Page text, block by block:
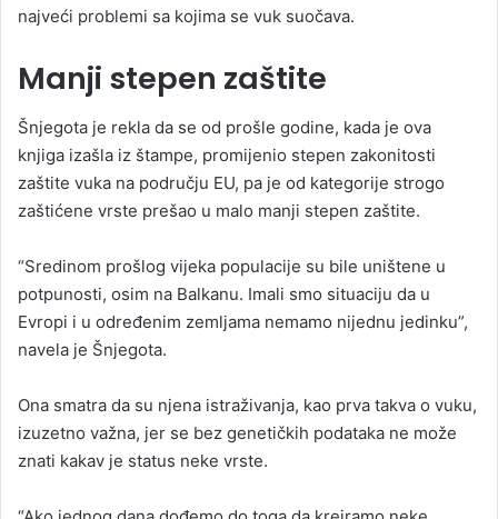
najveći problemi sa kojima se vuk suočava.
Manji stepen zaštite
Šnjegota je rekla da se od prošle godine, kada je ova
knjiga izašla iz štampe, promijenio stepen zakonitosti
zaštite vuka na području EU, pa je od kategorije strogo
zaštićene vrste prešao u malo manji stepen zaštite.
“Sredinom prošlog vijeka populacije su bile uništene u
potpunosti, osim na Balkanu. Imali smo situaciju da u
Evropi i u određenim zemljama nemamo nijednu jedinku”,
navela je Šnjegota.
Ona smatra da su njena istraživanja, kao prva takva o vuku,
izuzetno važna, jer se bez genetičkih podataka ne može
znati kakav je status neke vrste.